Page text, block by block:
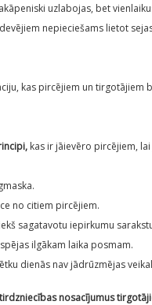
uzlabojas, bet
nepieciešams lietot
kas pircējiem un tirgotājiem
kas ir jāievēro pircējiem,
no citiem pircējiem.
sagatavotu iepirkumu
ilgākam laika posmam.
dienās nav jādrūzmējas
nosacījumus